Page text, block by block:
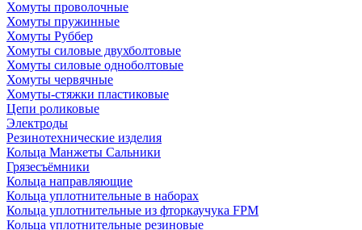
Хомуты проволочные
Хомуты пружинные
Хомуты Руббер
Хомуты силовые двухболтовые
Хомуты силовые одноболтовые
Хомуты червячные
Хомуты-стяжки пластиковые
Цепи роликовые
Электроды
Резинотехнические изделия
Кольца Манжеты Сальники
Грязесъёмники
Кольца направляющие
Кольца уплотнительные в наборах
Кольца уплотнительные из фторкаучука FPM
Кольца уплотнительные резиновые